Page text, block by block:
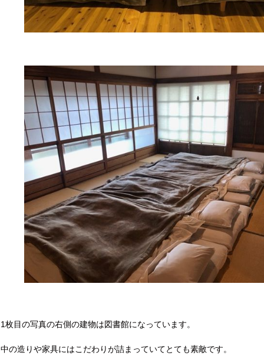
1枚目の写真の右側の建物は図書館になっています。
中の造りや家具にはこだわりが詰まっていてとても素敵です。